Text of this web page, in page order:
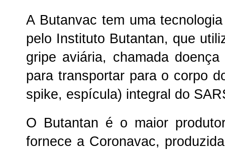
A Butanvac tem uma
pelo Instituto Butantan, que
gripe aviária, chamada
para transportar para o corpo
spike, espícula) integral do
O Butantan é o maior
fornece a Coronavac,